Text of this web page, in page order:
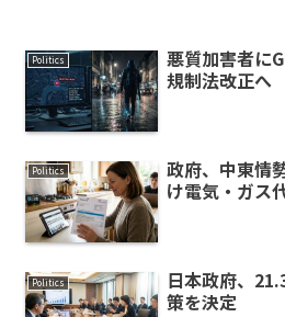
Politics
悪質加害者に
規制法改正へ
Politics
政府、中東情
け電気・ガス
Politics
日本政府、
策を決定